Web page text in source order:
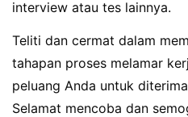
interview atau tes lainnya.
Teliti dan cermat dalam
tahapan proses melamar
peluang Anda untuk
Selamat mencoba dan